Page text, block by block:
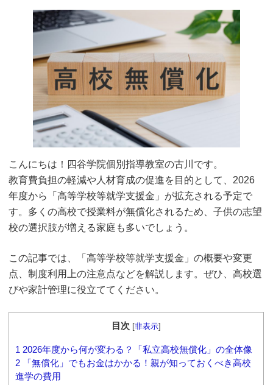
こんにちは！四谷学院個別指導教室の古川です。
教育費負担の軽減や人材育成の促進を目的として、2026
年度から「高等学校等就学支援金」が拡充される予定で
す。多くの高校で授業料が無償化されるため、子供の志望
校の選択肢が増える家庭も多いでしょう。
この記事では、「高等学校等就学支援金」の概要や変更
点、制度利用上の注意点などを解説します。ぜひ、高校選
びや家計管理に役立ててください。
目次 [非表示]
1 2026年度から何が変わる？「私立高校無償化」の全体像
2 「無償化」でもお金はかかる！親が知っておくべき高校
進学の費用